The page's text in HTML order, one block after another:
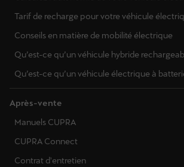
Tarif de recharge pour votre véhicule
Conseils en matière de mobilité électrique
Qu’est-ce qu’un véhicule hybride
Qu’est-ce qu’un véhicule électrique à
Après-vente
Manuels CUPRA
CUPRA Connect
Contrat d'entretien